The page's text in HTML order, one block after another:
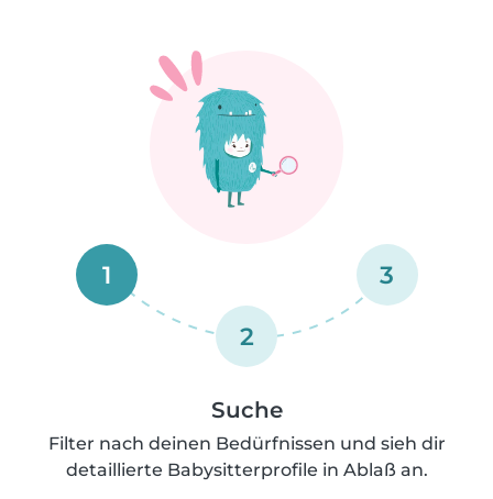
1
2
3
Suche
Filter nach deinen Bedürfnissen und sieh dir
detaillierte Babysitterprofile in Ablaß an.